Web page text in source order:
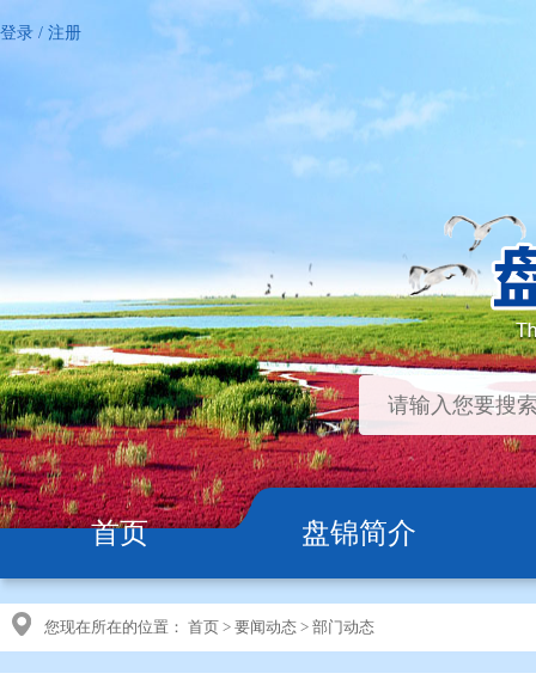
登录 / 注册
首页 盘锦简介
您现在所在的位置： 首页 > 要闻动态 > 部门动态